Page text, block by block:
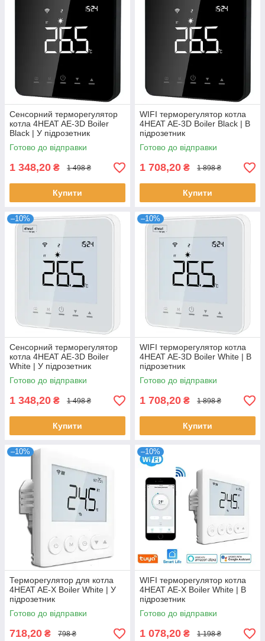
Сенсорний терморегулятор
котла 4HEAT AE-3D Boiler
Black | У підрозетник
Готово до відправки
1 348,20 ₴ 1 498 ₴
Купити
WIFI терморегулятор котла
4HEAT AE-3D Boiler Black | В
підрозетник
Готово до відправки
1 708,20 ₴ 1 898 ₴
Купити
–10%
Сенсорний терморегулятор
котла 4HEAT AE-3D Boiler
White | У підрозетник
Готово до відправки
1 348,20 ₴ 1 498 ₴
Купити
–10%
WIFI терморегулятор котла
4HEAT AE-3D Boiler White | В
підрозетник
Готово до відправки
1 708,20 ₴ 1 898 ₴
Купити
–10%
Терморегулятор для котла
4HEAT AE-X Boiler White | У
підрозетник
Готово до відправки
718,20 ₴ 798 ₴
–10%
WIFI терморегулятор котла
4HEAT AE-X Boiler White | В
підрозетник
Готово до відправки
1 078,20 ₴ 1 198 ₴